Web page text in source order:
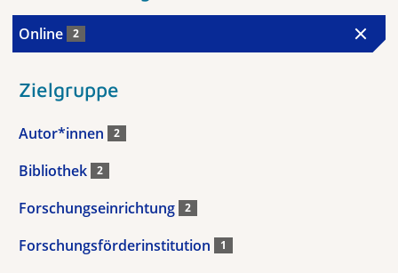
Online 2
Zielgruppe
Autor*innen 2
Bibliothek 2
Forschungseinrichtung 2
Forschungsförderinstitution 1